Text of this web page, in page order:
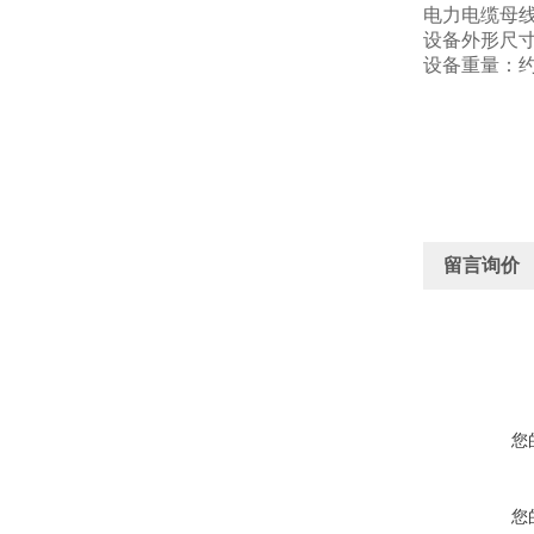
电力电缆母
设备外形尺
设备重量：
留言询价
您
您